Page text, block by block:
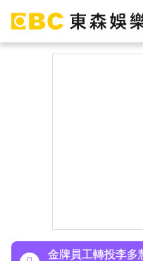
影曝光粉鼻酸
金牌員工轉投李多